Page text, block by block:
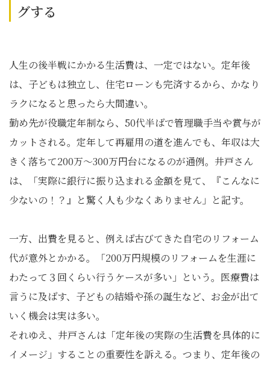
グする
人生の後半戦にかかる生活費は、一定ではない。定年後
は、子どもは独立し、住宅ローンも完済するから、かなり
ラクになると思ったら大間違い。
勤め先が役職定年制なら、50代半ばで管理職手当や賞与が
カットされる。定年して再雇用の道を進んでも、年収は大
きく落ちて200万～300万円台になるのが通例。井戸さん
は、「実際に銀行に振り込まれる金額を見て、『こんなに
少ないの！？』と驚く人も少なくありません」と記す。
一方、出費を見ると、例えば古びてきた自宅のリフォーム
代が意外とかかる。「200万円規模のリフォームを生涯に
わたって３回くらい行うケースが多い」という。医療費は
言うに及ばす、子どもの結婚や孫の誕生など、お金が出て
いく機会は実は多い。
それゆえ、井戸さんは「定年後の実際の生活費を具体的に
イメージ」することの重要性を訴える。つまり、定年後の